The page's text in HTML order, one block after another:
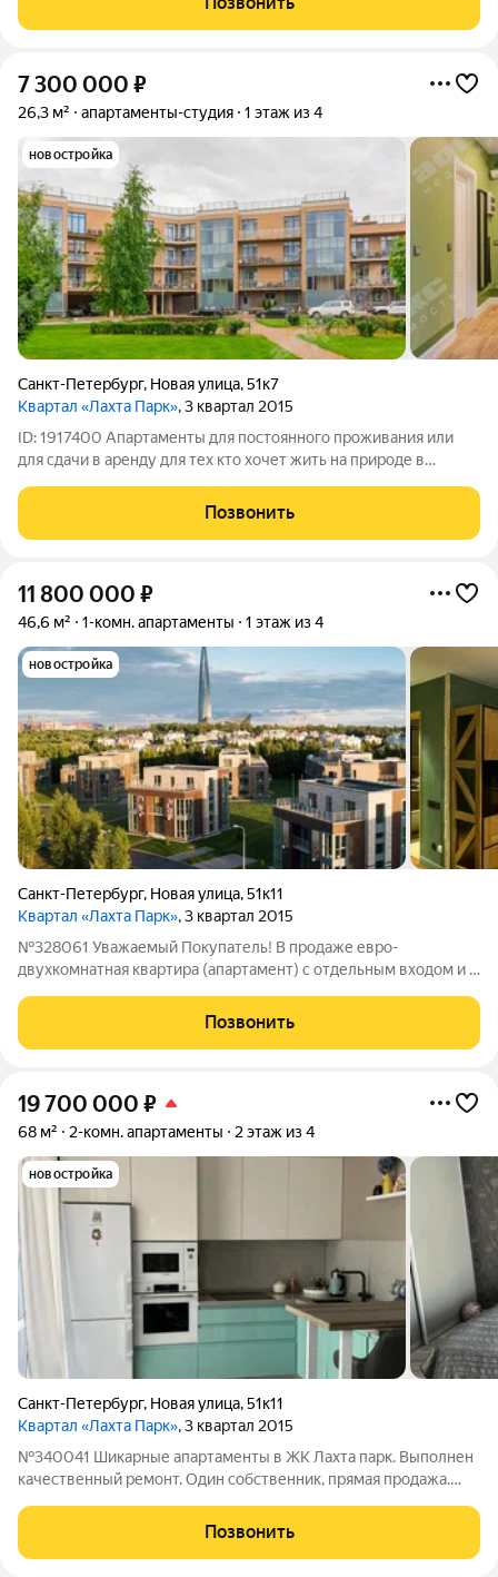
7 300 000 ₽
26,3 м² апартаменты-студия 1 этаж из 4
новостройка
Санкт-Петербург, Новая улица,51к7
Квартал «Лахта Парк», 3 квартал 2015
ID: 1917400 Апартаменты для постоянного проживания или
для сдачи в аренду для тех кто хочет жить на природе в
Круглосуточная охрана. Парковка.Спа-комплекс на
территории. Звоните! Сообщения приходят
Позвонить
11 800 000 ₽
46,6 м² 1-комн. апартаменты 1 этаж из 4
новостройка
Санкт-Петербург, Новая улица,51к11
Квартал «Лахта Парк», 3 квартал 2015
№328061 Уважаемый Покупатель! В продаже евро-
двухкомнатная квартира (апартамент) с отдельным входом и с
возможностью размещения зоны барбекю, детской площадки,
открытой зоны отдыха, с собственным
Позвонить
19 700 000 ₽
68 м² 2-комн. апартаменты 2 этаж из 4
новостройка
Санкт-Петербург, Новая улица,51к11
Квартал «Лахта Парк», 3 квартал 2015
№340041 Шикарные апартаменты в ЖК Лахта парк. Выполнен
качественный ремонт. Один собственник, прямая продажа.
24/7. На территории комплекса кафе, фитнес-студия, студия
детского творчества,
Позвонить